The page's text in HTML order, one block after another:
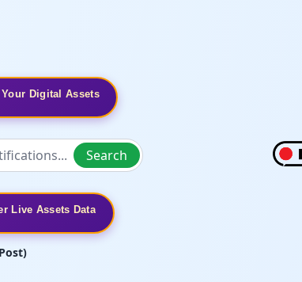
Digital Assets
Search
Live Assets Data